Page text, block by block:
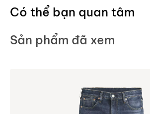
Có thể bạn quan tâm
Sản phẩm đã xem